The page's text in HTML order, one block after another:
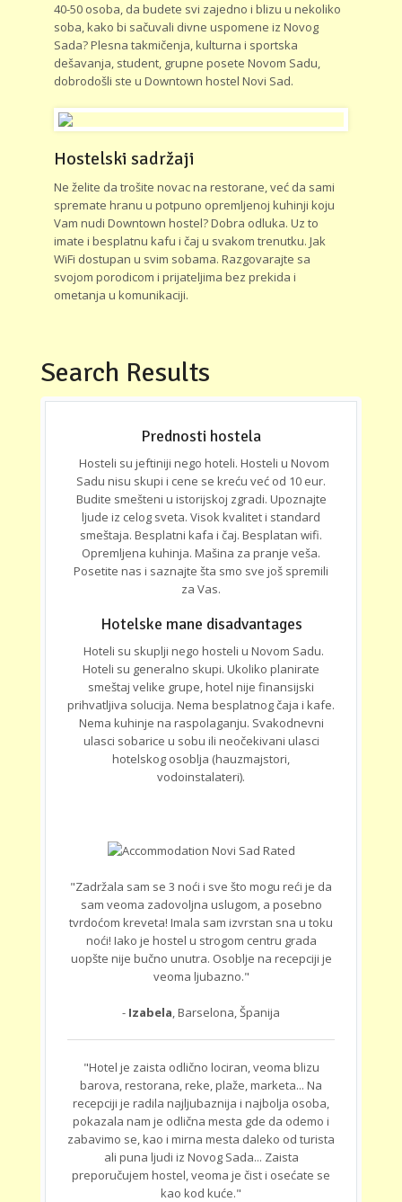
40-50 osoba, da budete svi zajedno i blizu u nekoliko
soba, kako bi sačuvali divne uspomene iz Novog
Sada? Plesna takmičenja, kulturna i sportska
dešavanja, student, grupne posete Novom Sadu,
dobrodošli ste u Downtown hostel Novi Sad.
Hostelski sadržaji
Ne želite da trošite novac na restorane, već da sami
spremate hranu u potpuno opremljenoj kuhinji koju
Vam nudi Downtown hostel? Dobra odluka. Uz to
imate i besplatnu kafu i čaj u svakom trenutku. Jak
WiFi dostupan u svim sobama. Razgovarajte sa
svojom porodicom i prijateljima bez prekida i
ometanja u komunikaciji.
Search Results
Prednosti hostela
Hosteli su jeftiniji nego hoteli. Hosteli u Novom
Sadu nisu skupi i cene se kreću već od 10 eur.
Budite smešteni u istorijskoj zgradi. Upoznajte
ljude iz celog sveta. Visok kvalitet i standard
smeštaja. Besplatni kafa i čaj. Besplatan wifi.
Opremljena kuhinja. Mašina za pranje veša.
Posetite nas i saznajte šta smo sve još spremili
za Vas.
Hotelske mane disadvantages
Hoteli su skuplji nego hosteli u Novom Sadu.
Hoteli su generalno skupi. Ukoliko planirate
smeštaj velike grupe, hotel nije finansijski
prihvatljiva solucija. Nema besplatnog čaja i kafe.
Nema kuhinje na raspolaganju. Svakodnevni
ulasci sobarice u sobu ili neočekivani ulasci
hotelskog osoblja (hauzmajstori,
vodoinstalateri).
"Zadržala sam se 3 noći i sve što mogu reći je da
sam veoma zadovoljna uslugom, a posebno
tvrdoćom kreveta! Imala sam izvrstan sna u toku
noći! Iako je hostel u strogom centru grada
uopšte nije bučno unutra. Osoblje na recepciji je
veoma ljubazno."
- Izabela , Barselona, Španija
"Hotel je zaista odlično lociran, veoma blizu
barova, restorana, reke, plaže, marketa... Na
recepciji je radila najljubaznija i najbolja osoba,
pokazala nam je odlična mesta gde da odemo i
zabavimo se, kao i mirna mesta daleko od turista
ali puna ljudi iz Novog Sada... Zaista
preporučujem hostel, veoma je čist i osećate se
kao kod kuće."